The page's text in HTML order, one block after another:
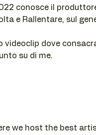
conosce il
e Rallentare, sul
videoclip dove
su di me.
we host the best